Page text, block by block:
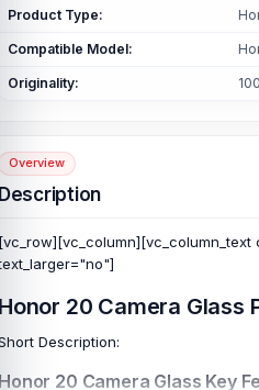
Product Type:
Compatible Model:
Originality:
Overview
20 Camera Glass
Description:
20 Camera Glass Key